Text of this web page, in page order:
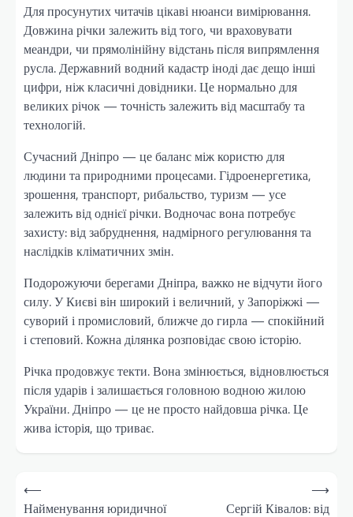
Для просунутих читачів цікаві нюанси вимірювання.
Довжина річки залежить від того, чи враховувати
меандри, чи прямолінійну відстань після випрямлення
русла. Державний водний кадастр іноді дає дещо інші
цифри, ніж класичні довідники. Це нормально для
великих річок — точність залежить від масштабу та
технологій.
Сучасний Дніпро — це баланс між користю для
людини та природними процесами. Гідроенергетика,
зрошення, транспорт, рибальство, туризм — усе
залежить від однієї річки. Водночас вона потребує
захисту: від забруднення, надмірного регулювання та
наслідків кліматичних змін.
Подорожуючи берегами Дніпра, важко не відчути його
силу. У Києві він широкий і величний, у Запоріжжі —
суворий і промисловий, ближче до гирла — спокійний
і степовий. Кожна ділянка розповідає свою історію.
Річка продовжує текти. Вона змінюється, відновлюється
після ударів і залишається головною водною жилою
України. Дніпро — це не просто найдовша річка. Це
жива історія, що триває.
Навігація
записів
⟵
Найменування юридичної
Сергій Ківалов: від
⟶